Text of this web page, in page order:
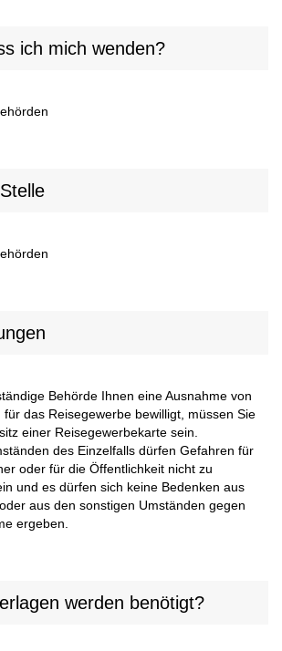
ich mich wenden?
Behörde Ihnen eine Ausnahme von
für das Reisegewerbe bewilligt, müssen Sie
einer Reisegewerbekarte sein.
des Einzelfalls dürfen Gefahren für
oder für die Öffentlichkeit nicht zu
und es dürfen sich keine Bedenken aus
aus den sonstigen Umständen gegen
ergeben.
werden benötigt?